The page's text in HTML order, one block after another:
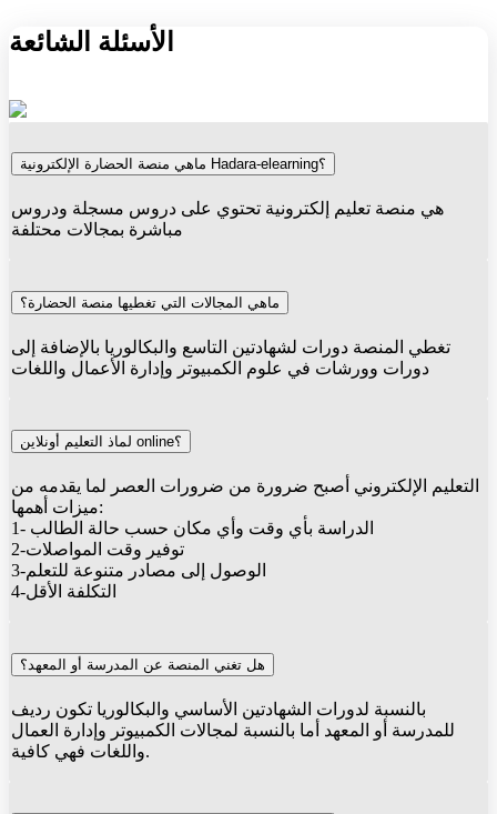
الأسئلة الشائعة
ماهي منصة الحضارة الإلكترونية Hadara-elearning؟
هي منصة تعليم إلكترونية تحتوي على دروس مسجلة ودروس
مباشرة بمجالات محتلفة
ماهي المجالات التي تغطيها منصة الحضارة؟
تغطي المنصة دورات لشهادتين التاسع والبكالوريا بالإضافة إلى
دورات وورشات في علوم الكمبيوتر وإدارة الأعمال واللغات
لماذ التعليم أونلاين online؟
التعليم الإلكتروني أصبح ضرورة من ضرورات العصر لما يقدمه من
ميزات أهمها:
1- الدراسة بأي وقت وأي مكان حسب حالة الطالب
2-توفير وقت المواصلات
3-الوصول إلى مصادر متنوعة للتعلم
4-التكلفة الأقل
هل تغني المنصة عن المدرسة أو المعهد؟
بالنسبة لدورات الشهادتين الأساسي والبكالوريا تكون رديف
للمدرسة أو المعهد أما بالنسبة لمجالات الكمبيوتر وإدارة العمال
واللغات فهي كافية.